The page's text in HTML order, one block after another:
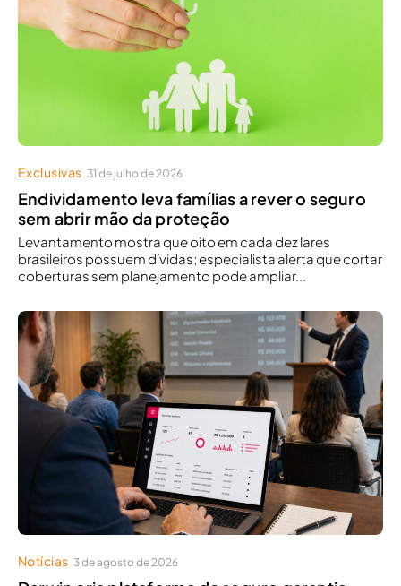
Exclusivas 31 de julho de 2026
Endividamento leva famílias a rever o seguro
sem abrir mão da proteção
Levantamento mostra que oito em cada dez lares
brasileiros possuem dívidas; especialista alerta que cortar
coberturas sem planejamento pode ampliar...
Notícias 3 de agosto de 2026